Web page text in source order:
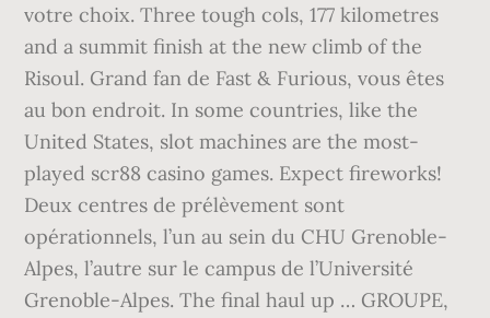
votre choix. Three tough cols, 177 kilometres
and a summit finish at the new climb of the
Risoul. Grand fan de Fast & Furious, vous êtes
au bon endroit. In some countries, like the
United States, slot machines are the most-
played scr88 casino games. Expect fireworks!
Deux centres de prélèvement sont
opérationnels, l’un au sein du CHU Grenoble-
Alpes, l’autre sur le campus de l’Université
Grenoble-Alpes. The final haul up … GROUPE,